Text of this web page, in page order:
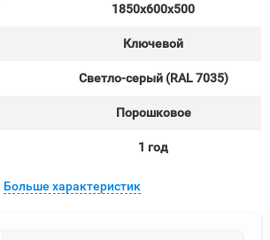
1850x600x500
Ключевой
Cветло-серый (RAL 7035)
Порошковое
1 год
Больше характеристик